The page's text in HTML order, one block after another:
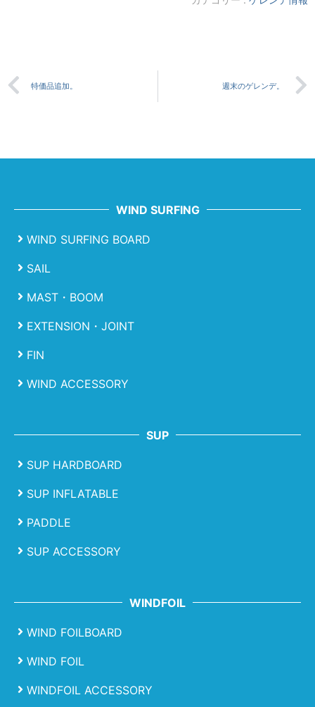
特価品追加。 週末のゲレンデ。
WIND SURFING
WIND SURFING BOARD
SAIL
MAST・BOOM
EXTENSION・JOINT
FIN
WIND ACCESSORY
SUP
SUP HARDBOARD
SUP INFLATABLE
PADDLE
SUP ACCESSORY
WINDFOIL
WIND FOILBOARD
WIND FOIL
WINDFOIL ACCESSORY